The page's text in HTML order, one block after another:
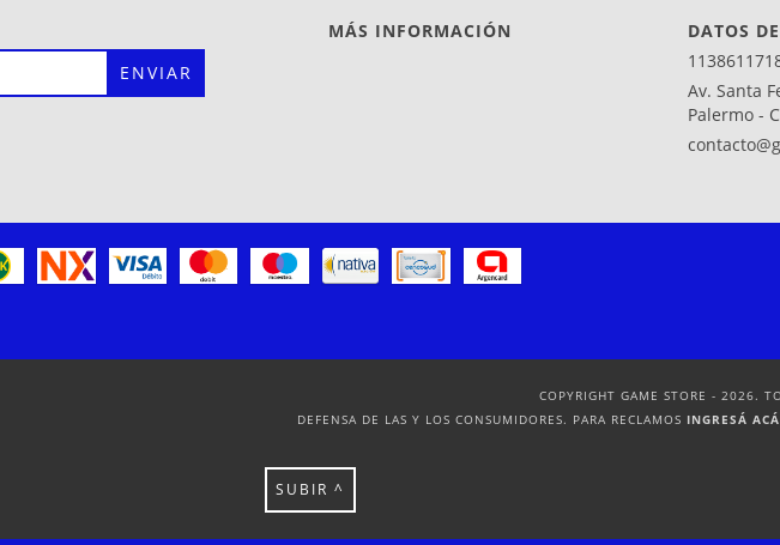
MÁS INFORMACIÓN
DATOS
Av. Santa
Palermo -
COPYRIGHT GAME STORE - 2026.
DEFENSA DE LAS Y LOS CONSUMIDORES. PARA RECLAMOS INGRESÁ
SUBIR ^